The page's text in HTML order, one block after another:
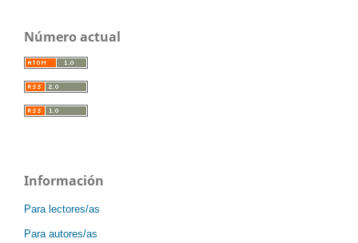
Número actual
Información
Para lectores/as
Para autores/as